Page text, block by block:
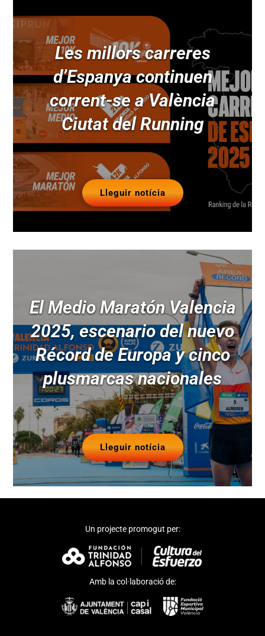
Les millors carreres
d’Espanya continuen
corrent-se a València
Ciutat del Running
Lleguir notícia
El Medio Maratón Valencia
2025, escenario del nuevo
Récord de Europa y cinco
plusmarcas nacionales
Lleguir notícia
Un projecte promogut per:
Amb la col·laboració de: